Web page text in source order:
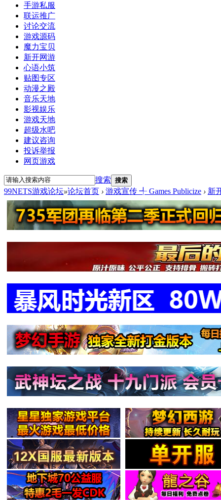
手游私服
联运推广
讨论交流
游戏源码
魔力宝贝
新开网游
心语小筑
贴图专区
动漫之殿
音乐天地
影视娱乐
游戏天地
超级水吧
建议咨询
投诉举报
网页游戏
搜索 搜索
99NETS游戏论坛»论坛首页 › 游戏宣传 ╃ Games Publicize › 新